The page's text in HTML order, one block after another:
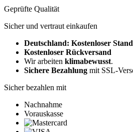
Geprüfte Qualität
Sicher und vertraut einkaufen
Deutschland: Kostenloser
Kostenloser Rückversand
Wir arbeiten klimabewusst.
Sichere Bezahlung mit SSL-
Sicher bezahlen mit
Nachnahme
Vorauskasse